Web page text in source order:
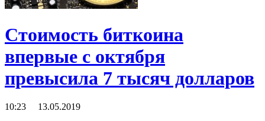
Стоимость биткоина
впервые с октября
превысила 7 тысяч долларов
10:23 13.05.2019